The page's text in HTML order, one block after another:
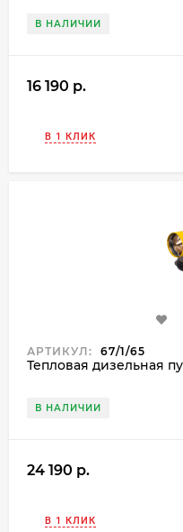
В НАЛИЧИИ
16 190 p.
В 1 КЛИК
АРТИКУЛ: 67/1/65
Тепловая дизельная
В НАЛИЧИИ
24 190 p.
В 1 КЛИК